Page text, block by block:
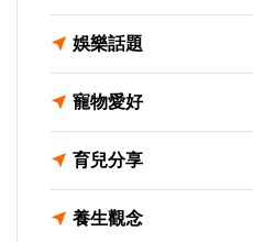
娛樂話題
寵物愛好
育兒分享
養生觀念